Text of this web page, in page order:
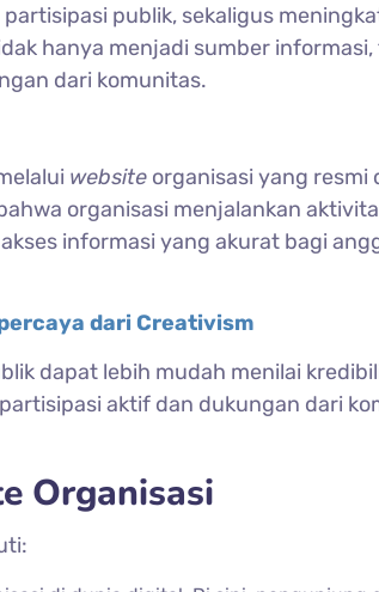
publik, sekaligus
hanya menjadi sumber
dari komunitas.
website organisasi yang resmi
organisasi menjalankan
informasi yang akurat bagi
dari Creativism
dapat lebih mudah menilai
aktif dan dukungan dari
Organisasi